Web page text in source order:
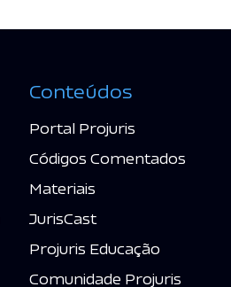
Conteúdos
Portal Projuris
Códigos Comentados
Materiais
JurisCast
Projuris Educação
Comunidade Projuris